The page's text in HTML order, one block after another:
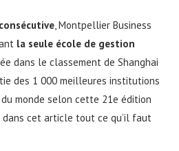
, Montpellier Business
la seule école de gestion
dans le classement de Shanghai
des 1 000 meilleures institutions
du monde selon cette 21e édition
dans cet article tout ce qu’il faut